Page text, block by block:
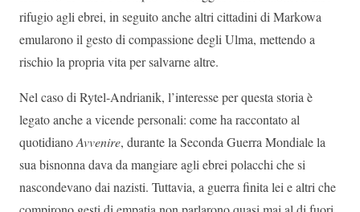
rifugio agli ebrei, in seguito anche altri cittadini di Markowa
emularono il gesto di compassione degli Ulma, mettendo a
rischio la propria vita per salvarne altre.
Nel caso di Rytel-Andrianik, l’interesse per questa storia è
legato anche a vicende personali: come ha raccontato al
quotidianoAvvenire, durante la Seconda Guerra Mondiale la
sua bisnonna dava da mangiare agli ebrei polacchi che si
nascondevano dai nazisti. Tuttavia, a guerra finita lei e altri che